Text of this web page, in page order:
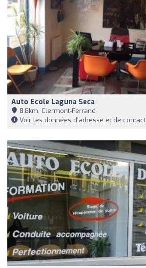
Auto Ecole Laguna Seca
8,8km, Clermont-Ferrand
Voir les données d'adresse et de contact